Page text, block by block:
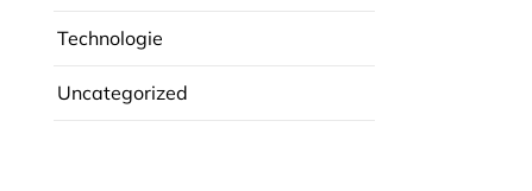
Technologie
Uncategorized